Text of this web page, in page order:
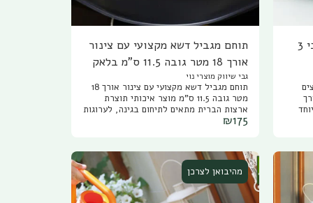
חוט ניילון לקשירת עצים בעובי 3
במבצע אורך
תוחם מגביל דשא מקצועי עם צינור
אורך 18 מטר גובה 11.5 ס"מ בלאק
ג'ק
גבי שיווק מוצרי נוי
תוחם מגביל דשא מקצועי עם צינור אורך 18
מטר גובה 11.5 ס"מ מוצר איכותי תוצרת
ארצות הברית מתאים לתיחום בגינה, לערוגות
וכו' , עשוי פלסטיק חזק ועמיד לשנים רבות.
durability required for the toughest
jobs. .
₪175
מהיבואן לצרכן